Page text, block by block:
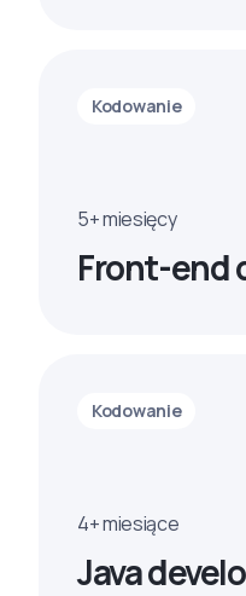
Kodowanie
5+ miesięcy
Front-end
Kodowanie
4+ miesiące
Java